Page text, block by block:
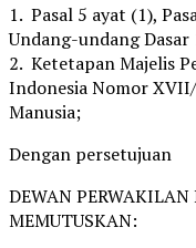
1. Pasal 5 ayat (1),
Undang-undang Dasar
2. Ketetapan Majelis
Indonesia Nomor
Manusia;
Dengan persetujuan
DEWAN
MEMUTUSKAN: